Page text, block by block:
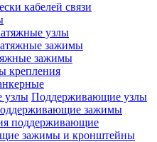
кабелей связи
узлы
зажимы
зажимы
крепления
Поддерживающие узлы
зажимы
поддерживающие
зажимы и кронштейны